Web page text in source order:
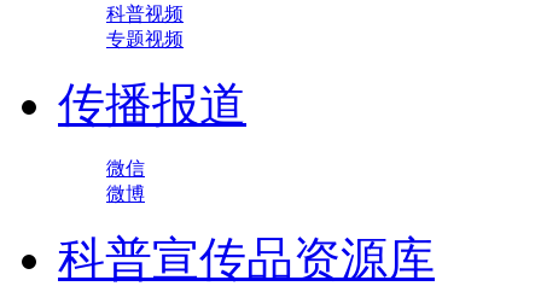
科普视频
专题视频
传播报道
微信
微博
科普宣传品资源库